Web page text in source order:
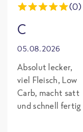
(0)
C
05.08.2026
Absolut lecker,
viel Fleisch, Low
Carb, macht satt
und schnell fertig